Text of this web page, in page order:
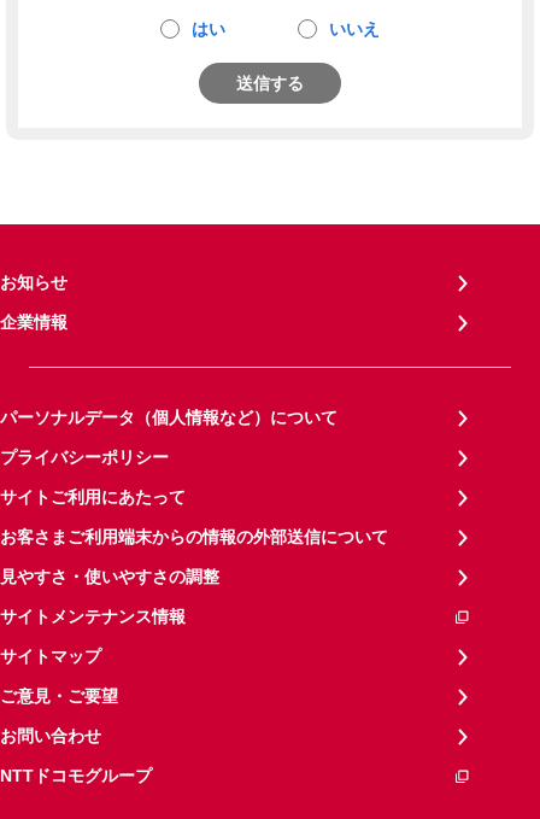
はい いいえ
送信する
お知らせ
企業情報
パーソナルデータ（個人情報など）について
プライバシーポリシー
サイトご利用にあたって
お客さまご利用端末からの情報の外部送信について
見やすさ・使いやすさの調整
サイトメンテナンス情報
サイトマップ
ご意見・ご要望
お問い合わせ
NTTドコモグループ